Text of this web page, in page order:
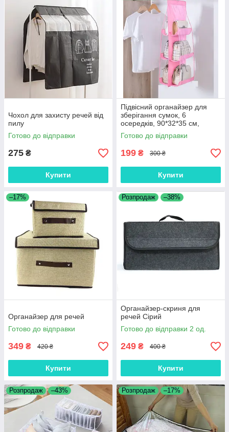
Чохол для захисту речей від
пилу
Готово до відправки
275 ₴
Купити
Підвісний органайзер для
зберігання сумок, 6
осередків, 90*32*35 см,
Рожевий
Готово до відправки
199 ₴ 300 ₴
Купити
–17%
Органайзер для речей
Готово до відправки
349 ₴ 420 ₴
Купити
Розпродаж –38%
Органайзер-скриня для
речей Сірий
Готово до відправки 2 од.
249 ₴ 400 ₴
Купити
Розпродаж –43% Розпродаж –17%